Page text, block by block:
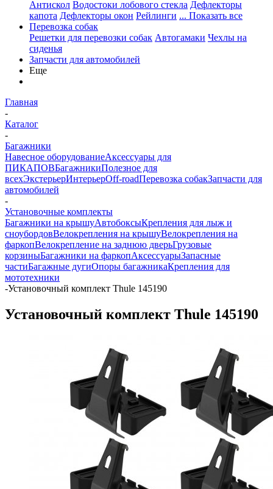
Антискол Водостоки лобового стекла Дефлекторы
капота Дефлекторы окон Рейлинги ... Показать все
Перевозка собак
Решетки для перевозки собак Автогамаки Чехлы на
сиденья
Запчасти для автомобилей
Еще
Главная
-
Каталог
-
Багажники
Навесное оборудованиеАксессуары для
ПИКАПОВБагажникиПолезное для
всехЭкстерьерИнтерьерOff-roadПеревозка собакЗапчасти для
автомобилей
-
Установочные комплекты
Багажники на крышуАвтобоксыКрепления для лыж и
сноубордовВелокрепления на крышуВелокрепления на
фаркопВелокрепление на заднюю дверьГрузовые
корзиныБагажники на фаркопАксессуарыЗапасные
частиБагажные дугиОпоры багажникаКрепления для
мототехники
-Установочный комплект Thule 145190
Установочный комплект Thule 145190